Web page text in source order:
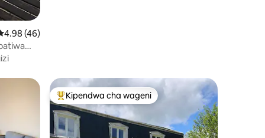
56 wa wastani wa 4.98 kati ya 5, tathmini 46
4.98 (46)
Kipendwa maarufu cha wageni
Kipendwa cha wageni